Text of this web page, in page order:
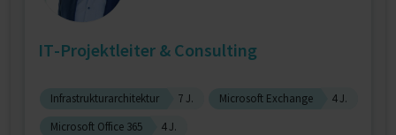
IT-Projektleiter & Consulting
Infrastrukturarchitektur 7 J. Microsoft Exchange
4 J.
Microsoft Office 365
4 J.